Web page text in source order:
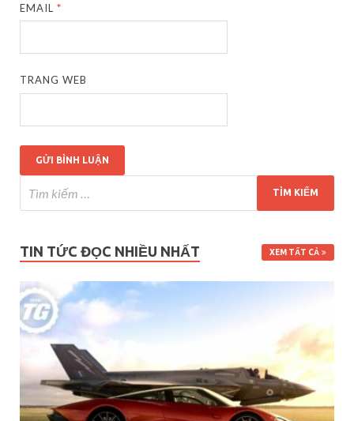
EMAIL*
TRANG WEB
TIN TỨC ĐỌC NHIỀU NHẤT XEM TẤT CẢ